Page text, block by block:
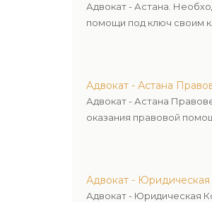
Адвокат - Астана.
помощи под ключ своим
Адвокат - Астана
Адвокат - Астана
оказания правовой
Адвокат -
Адвокат - Юридическая